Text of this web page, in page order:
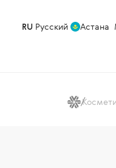
RU Русский Астана